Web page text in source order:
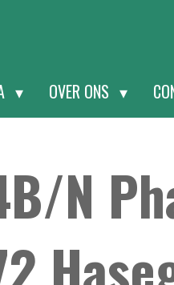
OVER ONS
N